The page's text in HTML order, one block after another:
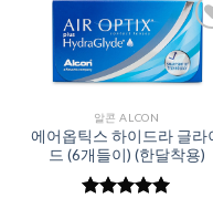
Add to
알콘 ALCON
에어옵틱스 하이드라 글라
드 (6개들이) (한달착용)